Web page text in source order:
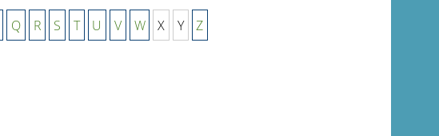
Q R S T U V W X Y Z